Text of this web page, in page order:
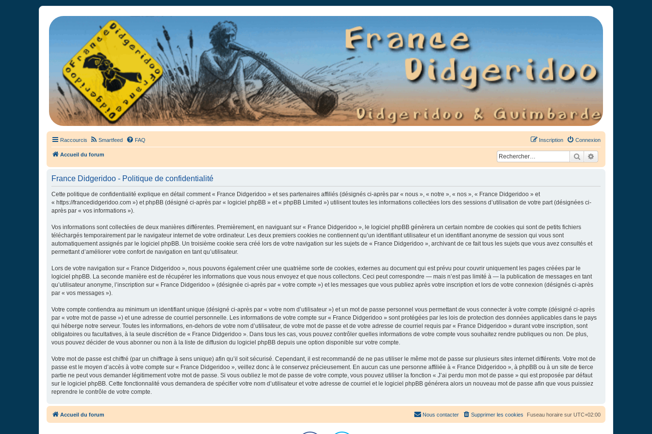
France Didgeridoo
Didgeridoo et Guimbarde sur France Didgeridoo - retrouvez la communauté.
Raccourcis Smartfeed FAQ Connexion
Inscription
Accueil du forum Rechercher
France Didgeridoo - Politique de confidentialité
Cette politique de confidentialité explique en détail comment « France Didgeridoo » et ses partenaires affiliés (désignés ci-après par « nous », « notre », « nos », « France Didgeridoo » et
« https://francedidgeridoo.com ») et phpBB (désigné ci-après par « logiciel phpBB » et « phpBB Limited ») utilisent toutes les informations collectées lors des sessions d’utilisation de votre part (désignées ci-
après par « vos informations »).
Vos informations sont collectées de deux manières différentes. Premièrement, en naviguant sur « France Didgeridoo », le logiciel phpBB génèrera un certain nombre de cookies qui sont de petits fichiers
téléchargés temporairement par le navigateur internet de votre ordinateur. Les deux premiers cookies ne contiennent qu’un identifiant utilisateur et un identifiant anonyme de session qui vous sont
automatiquement assignés par le logiciel phpBB. Un troisième cookie sera créé lors de votre navigation sur les sujets de « France Didgeridoo », archivant de ce fait tous les sujets que vous avez consultés et
permettant d’améliorer votre confort de navigation en tant qu’utilisateur.
Lors de votre navigation sur « France Didgeridoo », nous pouvons également créer une quatrième sorte de cookies, externes au document qui est prévu pour couvrir uniquement les pages créées par le
logiciel phpBB. La seconde manière est de récupérer les informations que vous nous envoyez et que nous collectons. Ceci peut correspondre — mais n’est pas limité à — la publication de messages en tant
qu’utilisateur anonyme, l’inscription sur « France Didgeridoo » (désignée ci-après par « votre compte ») et les messages que vous publiez après votre inscription et lors de votre connexion (désignés ci-après
par « vos messages »).
Votre compte contiendra au minimum un identifiant unique (désigné ci-après par « votre nom d’utilisateur ») et un mot de passe personnel vous permettant de vous connecter à votre compte (désigné ci-après
par « votre mot de passe ») et une adresse de courriel personnelle. Les informations de votre compte sur « France Didgeridoo » sont protégées par les lois de protection des données applicables dans le pays
qui héberge notre serveur. Toutes les informations, en-dehors de votre nom d’utilisateur, de votre mot de passe et de votre adresse de courriel requis par « France Didgeridoo » durant votre inscription, sont
obligatoires ou facultatives, à la seule discrétion de « France Didgeridoo ». Dans tous les cas, vous pouvez contrôler quelles informations de votre compte vous souhaitez rendre publiques ou non. De plus,
vous pouvez décider de vous abonner ou non à la liste de diffusion du logiciel phpBB depuis une option disponible sur votre compte.
Votre mot de passe est chiffré (par un chiffrage à sens unique) afin qu’il soit sécurisé. Cependant, il est recommandé de ne pas utiliser le même mot de passe sur plusieurs sites internet différents. Votre mot de
passe est le moyen d’accès à votre compte sur « France Didgeridoo », veillez donc à le conservez précieusement. En aucun cas une personne affiliée à « France Didgeridoo », à phpBB ou à un site de tierce
partie ne peut vous demander légitimement votre mot de passe. Si vous oubliez le mot de passe de votre compte, vous pouvez utiliser la fonction « J’ai perdu mon mot de passe » qui est proposée par défaut
sur le logiciel phpBB. Cette fonctionnalité vous demandera de spécifier votre nom d’utilisateur et votre adresse de courriel et le logiciel phpBB générera alors un nouveau mot de passe afin que vous puissiez
reprendre le contrôle de votre compte.
Accueil du forum Fuseau horaire sur UTC+02:00
Supprimer les cookies
Nous contacter